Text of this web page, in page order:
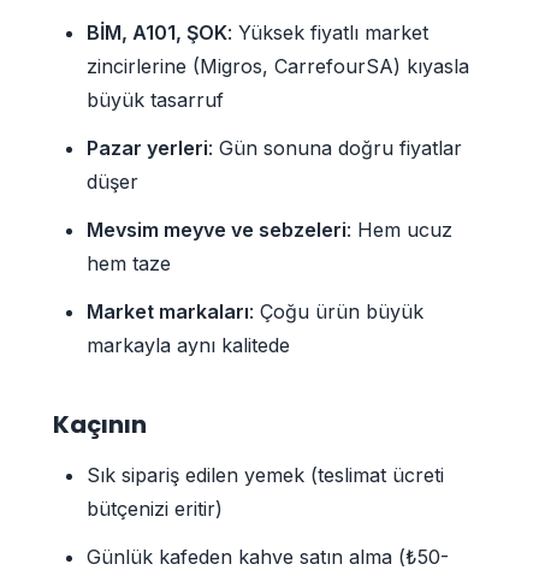
BİM, A101, ŞOK: Yüksek fiyatlı market
zincirlerine (Migros, CarrefourSA) kıyasla
büyük tasarruf
Pazar yerleri: Gün sonuna doğru fiyatlar
düşer
Mevsim meyve ve sebzeleri: Hem ucuz
hem taze
Market markaları: Çoğu ürün büyük
markayla aynı kalitede
Kaçının
Sık sipariş edilen yemek (teslimat ücreti
bütçenizi eritir)
Günlük kafeden kahve satın alma (₺50-